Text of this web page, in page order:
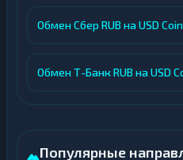
Обмен Сбер RUB на USD
Обмен Т-Банк RUB на USD
Популярные